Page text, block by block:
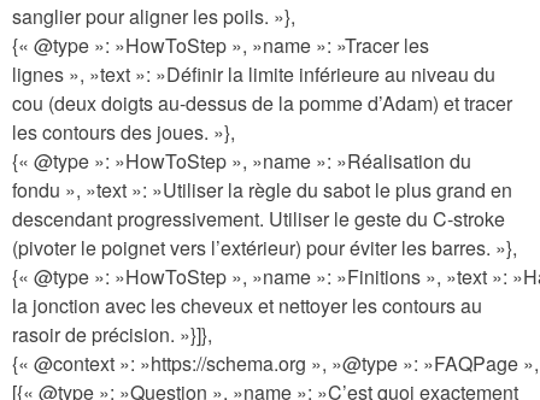
sanglier pour aligner les poils. »},
{« @type »: »HowToStep », »name »: »Tracer les
lignes », »text »: »Définir la limite inférieure au niveau du
cou (deux doigts au-dessus de la pomme d’Adam) et tracer
les contours des joues. »},
{« @type »: »HowToStep », »name »: »Réalisation du
fondu », »text »: »Utiliser la règle du sabot le plus grand en
descendant progressivement. Utiliser le geste du C-stroke
(pivoter le poignet vers l’extérieur) pour éviter les barres. »},
{« @type »: »HowToStep », »name »: »Finitions », »text »:
la jonction avec les cheveux et nettoyer les contours au
rasoir de précision. »}]},
{« @context »: »https://schema.org », »@type »: »FAQPage
[{« @type »: »Question », »name »: »C’est quoi exactement